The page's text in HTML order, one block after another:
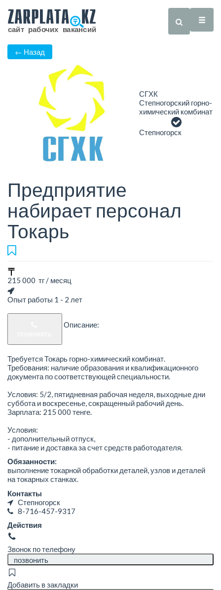
← Назад
СГХК
Степногорский горно-
химический комбинат
Степногорск
Предприятие
набирает персонал
Токарь
215 000 тг / месяц
Опыт работы 1 - 2 лет
Описание:
Требуется Токарь горно-химический комбинат.
Требования: наличие образования и квалификационного
документа по соответствующей специальности.
Условия: 5/2, пятидневная рабочая неделя, выходные дни
суббота и воскресенье, сокращенный рабочий день.
Зарплата: 215 000 тенге.
Условия:
- дополнительный отпуск,
- питание и доставка за счет средств работодателя.
Обязанности:
выполнение токарной обработки деталей, узлов и деталей
на токарных станках.
Контакты
Степногорск
8-716-457-9317
Действия
Звонок по телефону
позвонить
Добавить в закладки